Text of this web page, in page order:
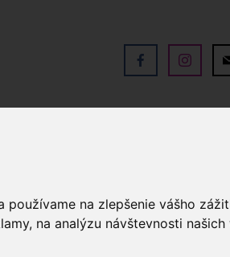
na zlepšenie vášho
na analýzu návštevnosti